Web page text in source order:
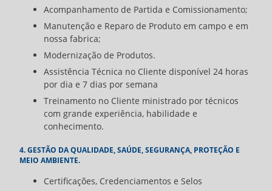
Acompanhamento de Partida e Comissionamento;
Manutenção e Reparo de Produto em campo e em
nossa fabrica;
Modernização de Produtos.
Assistência Técnica no Cliente disponível 24 horas
por dia e 7 dias por semana
Treinamento no Cliente ministrado por técnicos
com grande experiência, habilidade e
conhecimento.
4. GESTÃO DA QUALIDADE, SAÚDE, SEGURANÇA, PROTEÇÃO E
MEIO AMBIENTE.
Certificações, Credenciamentos e Selos